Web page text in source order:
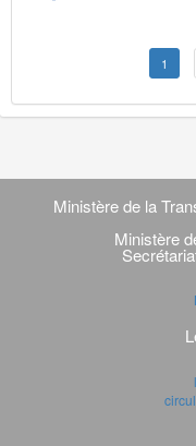
1
Navigation
transverse
Ministère de la
Ministère